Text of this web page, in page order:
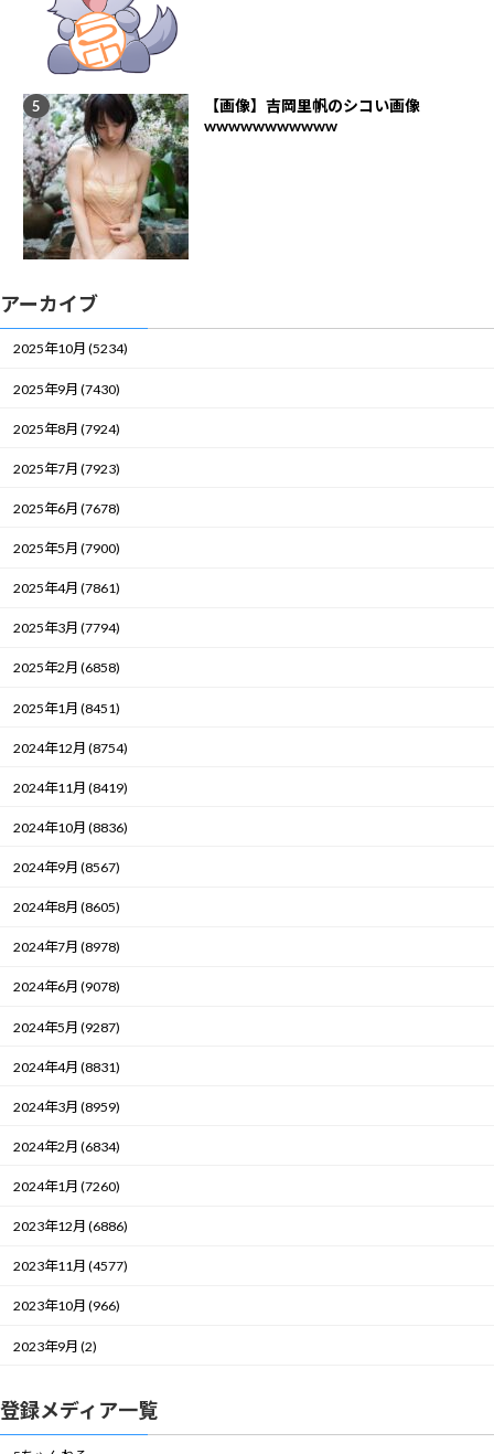
【画像】吉岡里帆のシコい画像
wwwwwwwwwww
アーカイブ
2025年10月 (5234)
2025年9月 (7430)
2025年8月 (7924)
2025年7月 (7923)
2025年6月 (7678)
2025年5月 (7900)
2025年4月 (7861)
2025年3月 (7794)
2025年2月 (6858)
2025年1月 (8451)
2024年12月 (8754)
2024年11月 (8419)
2024年10月 (8836)
2024年9月 (8567)
2024年8月 (8605)
2024年7月 (8978)
2024年6月 (9078)
2024年5月 (9287)
2024年4月 (8831)
2024年3月 (8959)
2024年2月 (6834)
2024年1月 (7260)
2023年12月 (6886)
2023年11月 (4577)
2023年10月 (966)
2023年9月 (2)
登録メディア一覧